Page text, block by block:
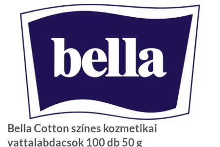
Bella Cotton színes kozmetikai
vattalabdacsok 100 db 50 g